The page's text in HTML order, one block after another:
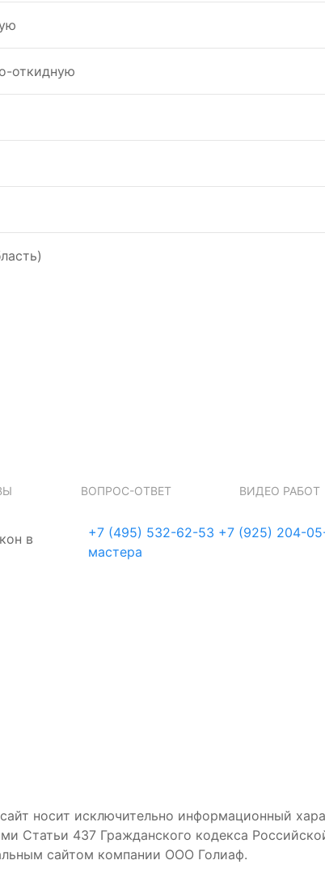
откидную
ВОПРОС-ОТВЕТ ВИДЕО РАБОТ
в
+7 (495) 532-62-53 +7 (925) 204-
мастера
носит исключительно информационный
Статьи 437 Гражданского кодекса
сайтом компании ООО Голиаф.